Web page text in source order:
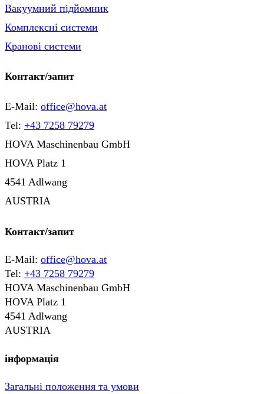
Вакуумний підйомник
Комплексні системи
Кранові системи
Контакт/запит
E-Mail: office@hova.at
Tel: +43 7258 79279
HOVA Maschinenbau GmbH
HOVA Platz 1
4541 Adlwang
AUSTRIA
Контакт/запит
E-Mail: office@hova.at
Tel: +43 7258 79279
HOVA Maschinenbau GmbH
HOVA Platz 1
4541 Adlwang
AUSTRIA
інформація
Загальні положення та умови